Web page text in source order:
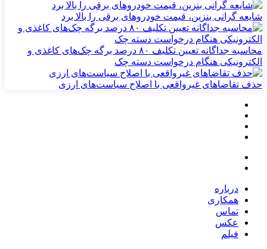
شایعه گرانی بنزین، قیمت خودروهای برقی را بالا برد
محاسبه جداگانه تعیین تکلیف ۸۰ درصد برگه چک‌های کاغذی و
الکترونیکی هنگام درخواست دسته چک
حذف تقاضاهای غیرواقعی با اصلاح سیاست‌های ارزی
درباره
همکاری
تماس
عکس
فیلم